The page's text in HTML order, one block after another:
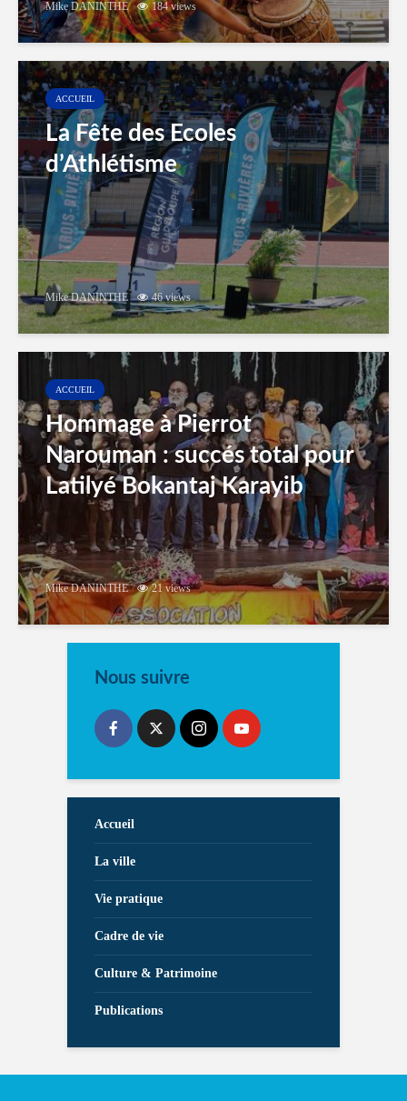
Mike DANINTHE 184 views
ACCUEIL
La Fête des Ecoles
d’Athlétisme
Mike DANINTHE 46 views
ACCUEIL
Hommage à Pierrot
Narouman : succés total pour
Latilyé Bokantaj Karayib
Mike DANINTHE 21 views
Nous suivre
Accueil
La ville
Vie pratique
Cadre de vie
Culture & Patrimoine
Publications